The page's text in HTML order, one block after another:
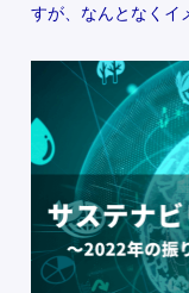
すが、なんとなく